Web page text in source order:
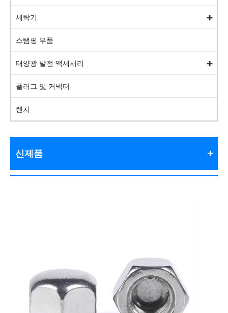
세탁기
스탬핑 부품
태양광 발전 액세서리
플러그 및 커넥터
렌치
신제품